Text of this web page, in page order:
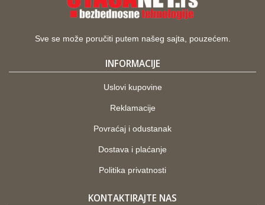
Sve se može poručiti putem našeg sajta, pouzećem.
INFORMACIJE
Uslovi kupovine
Reklamacije
Povraćaj i odustanak
Dostava i plaćanje
Politika privatnosti
KONTAKTIRAJTE NAS